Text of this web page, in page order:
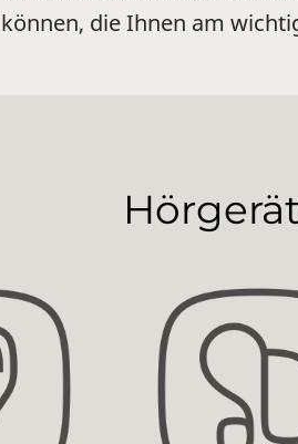
können, die Ihnen am